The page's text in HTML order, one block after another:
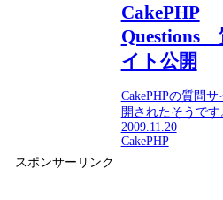
CakePHP
Questions
イト公開
CakePHPの質問
開されたそうです
2009.11.20
CakePHP
スポンサーリンク